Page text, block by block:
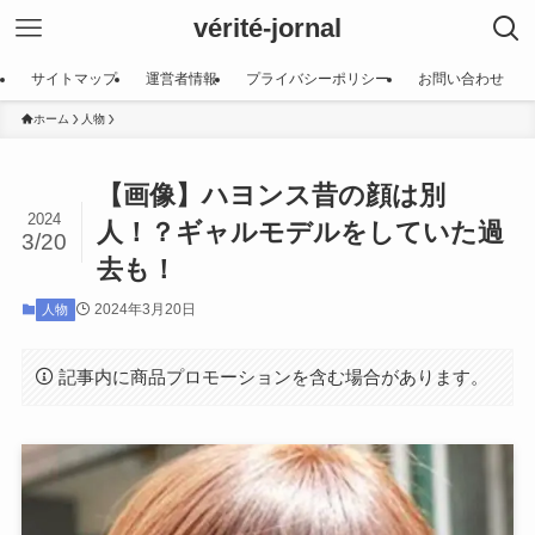
vérité-jornal
サイトマップ 運営者情報 プライバシーポリシー お問い合わせ
ホーム 人物
【画像】ハヨンス昔の顔は別
人！？ギャルモデルをしていた過
去も！
2024
3/20
人物 2024年3月20日
記事内に商品プロモーションを含む場合があります。